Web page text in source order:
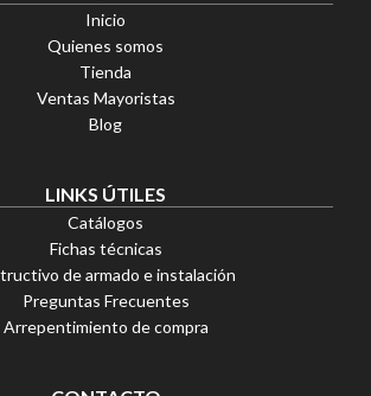
Inicio
Quienes somos
Tienda
Ventas Mayoristas
Blog
LINKS ÚTILES
Catálogos
Fichas técnicas
de armado e instalación
Preguntas Frecuentes
Arrepentimiento de compra